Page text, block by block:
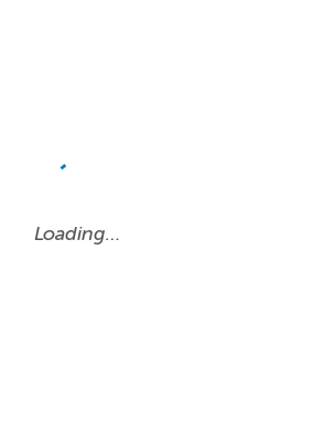
Loading…